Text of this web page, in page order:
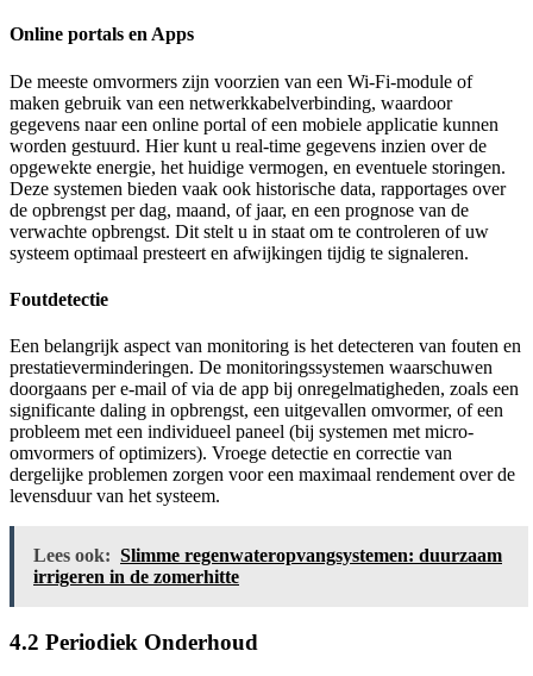
Online portals en Apps
De meeste omvormers zijn voorzien van een Wi-Fi-module of
maken gebruik van een netwerkkabelverbinding, waardoor
gegevens naar een online portal of een mobiele applicatie kunnen
worden gestuurd. Hier kunt u real-time gegevens inzien over de
opgewekte energie, het huidige vermogen, en eventuele storingen.
Deze systemen bieden vaak ook historische data, rapportages over
de opbrengst per dag, maand, of jaar, en een prognose van de
verwachte opbrengst. Dit stelt u in staat om te controleren of uw
systeem optimaal presteert en afwijkingen tijdig te signaleren.
Foutdetectie
Een belangrijk aspect van monitoring is het detecteren van fouten en
prestatieverminderingen. De monitoringssystemen waarschuwen
doorgaans per e-mail of via de app bij onregelmatigheden, zoals een
significante daling in opbrengst, een uitgevallen omvormer, of een
probleem met een individueel paneel (bij systemen met micro-
omvormers of optimizers). Vroege detectie en correctie van
dergelijke problemen zorgen voor een maximaal rendement over de
levensduur van het systeem.
Lees ook: Slimme regenwateropvangsystemen: duurzaam
irrigeren in de zomerhitte
4.2 Periodiek Onderhoud